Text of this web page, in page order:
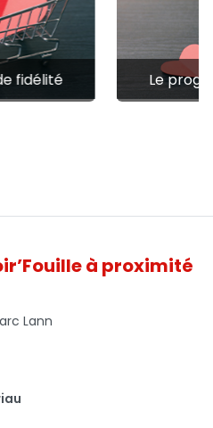
fidélité Le
à proximité
Lann